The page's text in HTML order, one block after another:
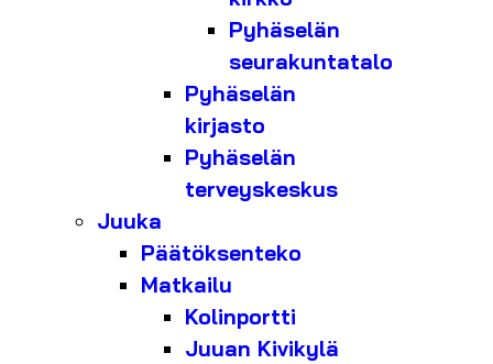
Pyhäselän
seurakuntatalo
Pyhäselän
kirjasto
Pyhäselän
terveyskeskus
Juuka
Päätöksenteko
Matkailu
Kolinportti
Juuan Kivikylä